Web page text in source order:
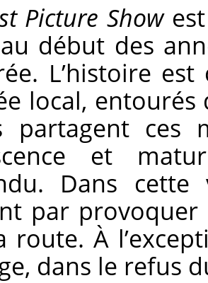
Picture Showest
début des
L’histoire
local, entourés
partagent ces
et
Dans
par provoquer
route. À
dans le refus